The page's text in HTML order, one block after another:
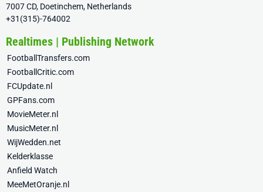
7007 CD, Doetinchem, Netherlands
+31(315)-764002
Realtimes | Publishing Network
FootballTransfers.com
FootballCritic.com
FCUpdate.nl
GPFans.com
MovieMeter.nl
MusicMeter.nl
WijWedden.net
Kelderklasse
Anfield Watch
MeeMetOranje.nl